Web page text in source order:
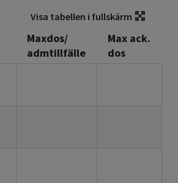
Visa tabellen i fullskärm
Maxdos/
admtillfälle
Max ack.
dos